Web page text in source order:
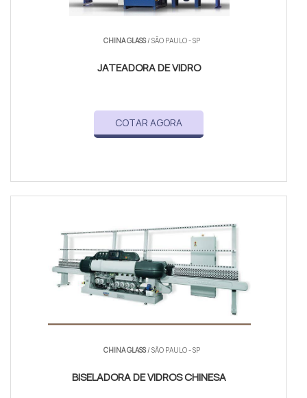
CHINA GLASS/ SÃO PAULO - SP
JATEADORA DE VIDRO
COTAR AGORA
CHINA GLASS/ SÃO PAULO - SP
BISELADORA DE VIDROS CHINESA